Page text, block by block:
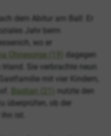
dem Abitur am Ball: Er
Jahr beim
wo er
Ohnesorge (19)
dagegen
Sie verbrachte neun
mit vier Kindern,
Bastian (21)
nutzte den
überprüfen, ob der
ist.